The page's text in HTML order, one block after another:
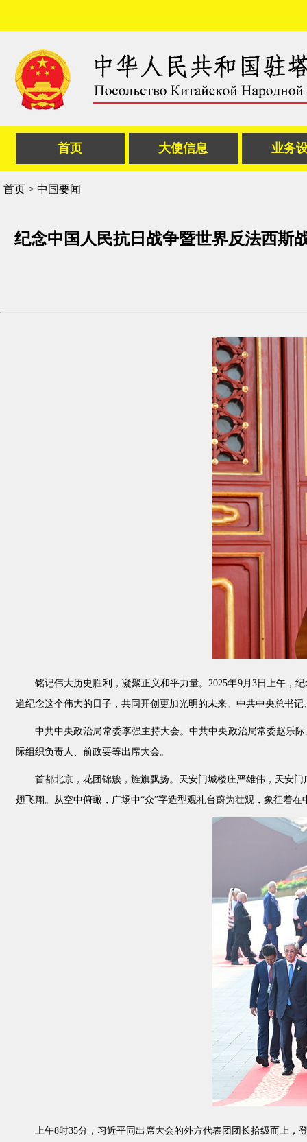
首页 大使信息 业务
首页 > 中国要闻
纪念中国人民抗日战争暨世界反法西斯
铭记伟大历史胜利，凝聚正义和平力量。2025年9月3日上午，
道纪念这个伟大的日子，共同开创更加光明的未来。中共中央总书
中共中央政治局常委李强主持大会。中共中央政治局常委赵乐
际组织负责人、前政要等出席大会。
首都北京，花团锦簇，旌旗飘扬。天安门城楼庄严雄伟，天安门
翅飞翔。从空中俯瞰，广场中“众”字造型观礼台蔚为壮观，象征着
上午8时35分，习近平同出席大会的外方代表团团长拾级而上